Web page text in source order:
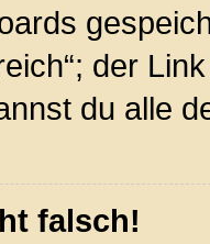
der
du alle
falsch!